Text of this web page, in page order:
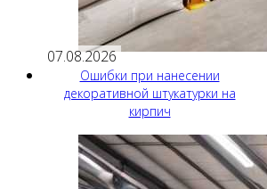
07.08.2026
Ошибки при нанесении
декоративной штукатурки на
кирпич